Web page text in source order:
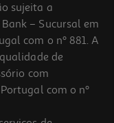
sujeita a
– Sucursal em
com o nº 881. A
de
com
com o nº